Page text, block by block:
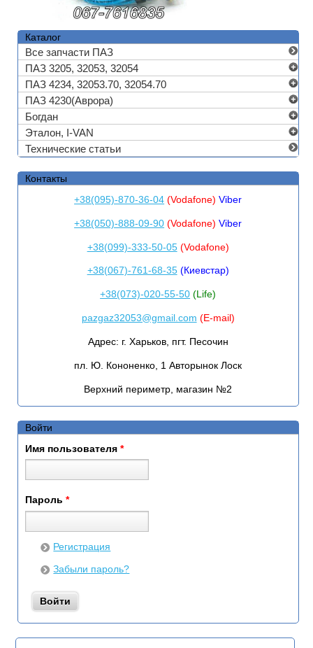
Каталог
Все запчасти ПАЗ
ПАЗ 3205, 32053, 32054
ПАЗ 4234, 32053.70, 32054.70
ПАЗ 4230(Аврора)
Богдан
Эталон, I-VAN
Технические статьи
Контакты
+38(095)-870-36-04 (Vodafone)Viber
+38(050)-888-09-90 (Vodafone)Viber
+38(099)-333-50-05(Vodafone)
+38(067)-761-68-35(Киевстар)
+38(073)-020-55-50 (Life)
pazgaz32053@gmail.com (E-mail)
Адрес: г. Харьков, пгт. Песочин
пл. Ю. Кононенко, 1 Авторынок Лоск
Верхний периметр, магазин №2
Войти
Имя пользователя *
Пароль *
Регистрация
Забыли пароль?